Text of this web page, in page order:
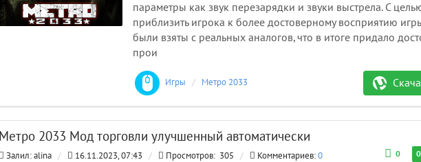
параметры как звук перезарядки и звуки выстрела. С
приблизить игрока к более достоверному восприятию
были взяты с реальных аналогов, что в итоге придало
прои
Игры / Метро 2033 моды
Метро 2033 Мод торговли улучшенный автоматически
0
Залил:alina / 16.11.2023, 07:43 / Просмотров: 305 / Комментариев:0
2.7/